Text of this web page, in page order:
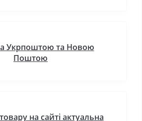
Укрпоштою та Новою
Поштою
на сайті актуальна